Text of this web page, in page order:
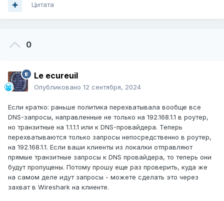
Цитата
0
Le ecureuil
Опубликовано 12 сентября, 2024
Если кратко: раньше политика перехватывала вообще все
DNS-запросы, направленные не только на 192.168.1.1 в роутер,
но транзитные на 1.1.1.1 или к DNS-провайдера. Теперь
перехватываются только запросы непосредственно в роутер,
на 192.168.1.1. Если ваши клиенты из локалки отправляют
прямые транзитные запросы к DNS провайдера, то теперь они
будут пропущены. Потому прошу еще раз проверить, куда же
на самом деле идут запросы - можете сделать это через
захват в Wireshark на клиенте.